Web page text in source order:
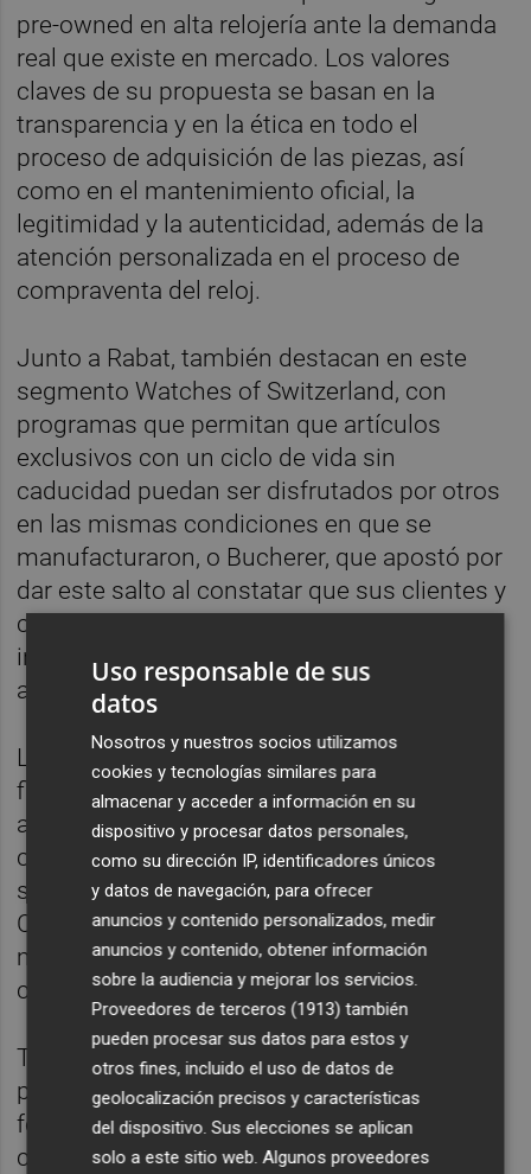
pre-owned en alta relojería ante la demanda
real que existe en mercado. Los valores
claves de su propuesta se basan en la
transparencia y en la ética en todo el
proceso de adquisición de las piezas, así
como en el mantenimiento oficial, la
legitimidad y la autenticidad, además de la
atención personalizada en el proceso de
compraventa del reloj.
Junto a Rabat, también destacan en este
segmento Watches of Switzerland, con
programas que permitan que artículos
exclusivos con un ciclo de vida sin
caducidad puedan ser disfrutados por otros
en las mismas condiciones en que se
manufacturaron, o Bucherer, que apostó por
dar este salto al constatar que sus clientes y
compradores potenciales mostraban gran
interés por relojes atemporales, por su
atractivo emocional y la sostenibilidad.
La participación de todas estas grandes
firmas en el mercado pre-owned ha
aumentado la confianza de los
consumidores en la compra de relojes de
segunda mano. Y, según detalla Boston
Consulting Group, en 2026 se calcula que
más del 30% de la relojería de lujo
corresponda a relojes de segunda mano.
Tanto la alta relojería como el mercado de
preowned están proyectados a crecer de
forma significativa en los próximos años
catapultados por varios factores: la
Uso responsable de sus
datos
Nosotros y nuestros socios utilizamos
cookies y tecnologías similares para
almacenar y acceder a información en su
dispositivo y procesar datos personales,
como su dirección IP, identificadores únicos
y datos de navegación, para ofrecer
anuncios y contenido personalizados, medir
anuncios y contenido, obtener información
sobre la audiencia y mejorar los servicios.
Proveedores de terceros (1913) también
pueden procesar sus datos para estos y
otros fines, incluido el uso de datos de
geolocalización precisos y características
del dispositivo. Sus elecciones se aplican
solo a este sitio web. Algunos proveedores